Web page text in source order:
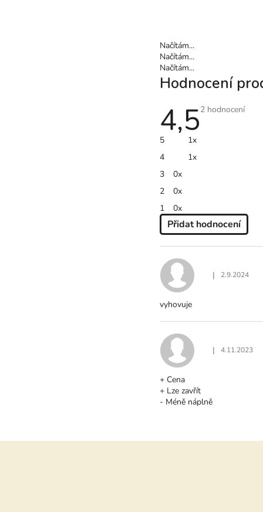
Načítám...
Načítám...
Načítám...
Hodnocení
4,5Průměrné
2 hodnocení
5
1x
4
1x
3
0x
2
0x
1
0x
Přidat hodnocení
P
I
S
O
D
O
C
N
Í
Hodnocení
| 2.9.2024
vyhovuje
Hodnocení
| 4.11.2023
+ Cena
+ Lze zavřít
- Méně náplně